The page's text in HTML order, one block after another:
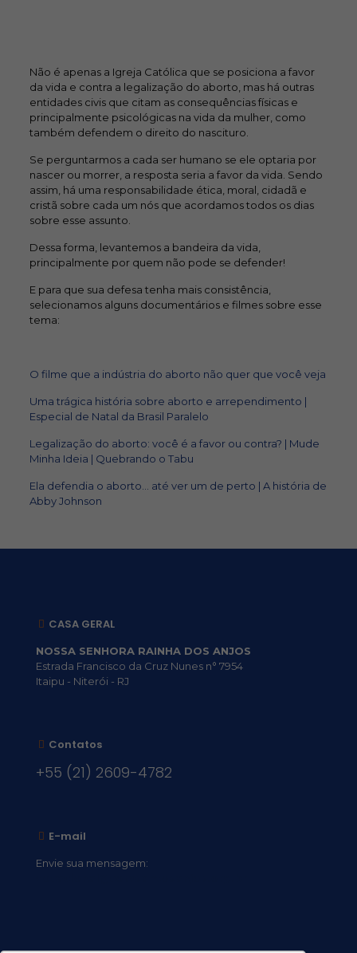
Não é apenas a Igreja Católica que se posiciona a favor
da vida e contra a legalização do aborto, mas há outras
entidades civis que citam as consequências físicas e
principalmente psicológicas na vida da mulher, como
também defendem o direito do nascituro.
Se perguntarmos a cada ser humano se ele optaria por
nascer ou morrer, a resposta seria a favor da vida. Sendo
assim, há uma responsabilidade ética, moral, cidadã e
cristã sobre cada um nós que acordamos todos os dias
sobre esse assunto.
Dessa forma, levantemos a bandeira da vida,
principalmente por quem não pode se defender!
E para que sua defesa tenha mais consistência,
selecionamos alguns documentários e filmes sobre esse
tema:
O filme que a indústria do aborto não quer que você veja
Uma trágica história sobre aborto e arrependimento |
Especial de Natal da Brasil Paralelo
Legalização do aborto: você é a favor ou contra? | Mude
Minha Ideia | Quebrando o Tabu
Ela defendia o aborto… até ver um de perto | A história de
Abby Johnson
CASA GERAL
NOSSA SENHORA RAINHA DOS ANJOS
Estrada Francisco da Cruz Nunes n° 7954
Itaipu - Niterói - RJ
Contatos
+55 (21) 2609-4782
E-mail
Envie sua mensagem: